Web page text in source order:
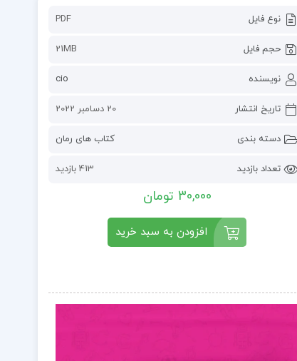
نوع فایل PDF
حجم فایل 21MB
نویسنده cio
تاریخ انتشار 20 دسامبر 2022
دسته بندی کتاب های رمان
تعداد بازدید 413 بازدید
30,000 تومان
افزودن به سبد خرید